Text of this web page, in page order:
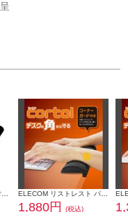
1,880円
(税込)